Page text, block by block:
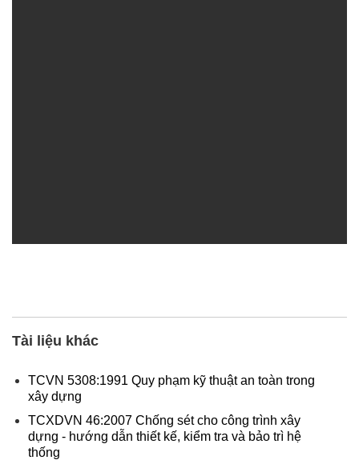
Tài liệu khác
TCVN 5308:1991 Quy phạm kỹ thuật an toàn trong
xây dựng
TCXDVN 46:2007 Chống sét cho công trình xây
dựng - hướng dẫn thiết kế, kiểm tra và bảo trì hệ
thống